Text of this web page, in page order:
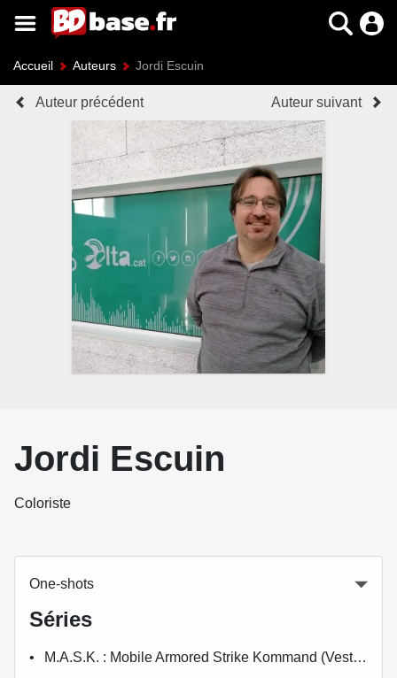
Accueil Auteurs Jordi Escuin
Auteur précédent Auteur suivant
Jordi Escuin
Coloriste
One-shots
Séries
M.A.S.K. : Mobile Armored Strike Kommand (Vestron)